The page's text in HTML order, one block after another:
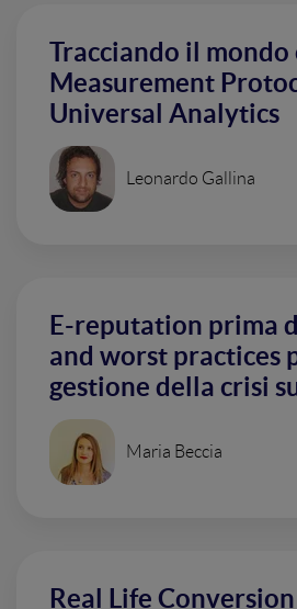
Tracciando il mondo
Measurement
Universal Analytics
Leonardo Gallina
E-reputation prima
and worst practices
gestione della crisi
Maria Beccia
Real Life